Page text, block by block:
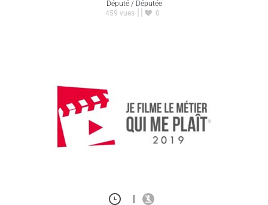
Député / Députée
459 vues
0
|